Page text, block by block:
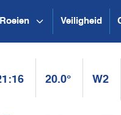
Roeien Veiligheid
20.0° W2